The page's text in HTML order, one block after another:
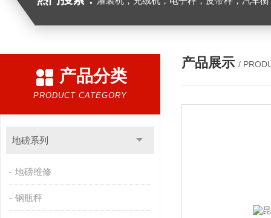
产品分类
PRODUCT CATEGORY
地磅系列
地磅维修
钢瓶秤
产品展示 /